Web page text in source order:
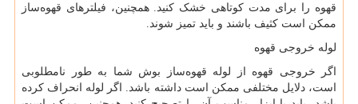
قهوه را برای مدت کوتاهی خشک کنید. همچنین، فیلترهای قهوه‌ساز
ممکن است کثیف باشند و باید تمیز شوند.
لوله خروجی قهوه
اگر خروجی قهوه از لوله قهوه‌ساز بوش شما به طور نامطلوبی
است، دلایل مختلفی ممکن است داشته باشد. اگر لوله انحراف کرده